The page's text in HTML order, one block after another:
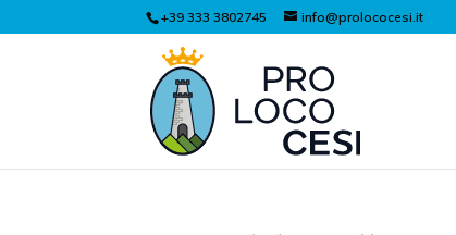
+39 333 3802745 info@prolococesi.it